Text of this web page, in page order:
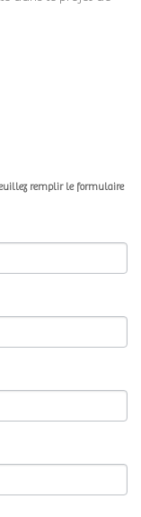
remplir le formulaire